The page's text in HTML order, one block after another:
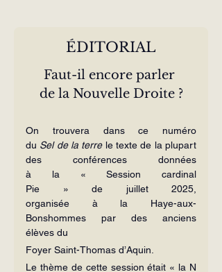
ÉDITORIAL
Faut-il encore parler
de la Nouvelle Droite ?
On trouvera dans ce numéro
du Sel de la terre le texte de la plupart
des conférences données
à la « Session cardinal
Pie » de juillet 2025,
organisée à la Haye-aux-
Bonshommes par des anciens
élèves du
Foyer Saint-Thomas d’Aquin.
Le thème de cette session était « la N